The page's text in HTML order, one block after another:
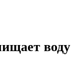
воду